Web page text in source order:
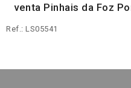
venta Pinhais da Foz
Ref.: LS05541